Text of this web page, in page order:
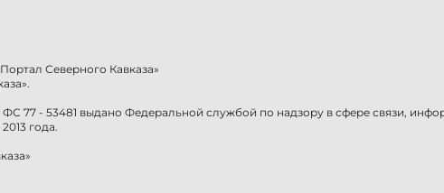
Северного Кавказа»
77 - 53481 выдано Федеральной службой по надзору в сфере связи,
года.